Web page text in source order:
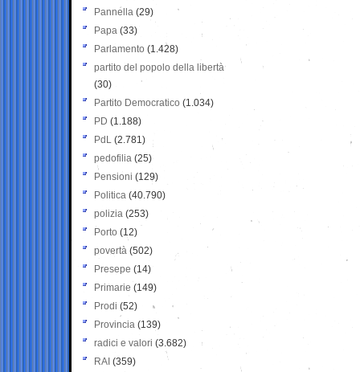
Pannella (29)
Papa (33)
Parlamento (1.428)
partito del popolo della libertà
(30)
Partito Democratico (1.034)
PD (1.188)
PdL (2.781)
pedofilia (25)
Pensioni (129)
Politica (40.790)
polizia (253)
Porto (12)
povertà (502)
Presepe (14)
Primarie (149)
Prodi (52)
Provincia (139)
radici e valori (3.682)
RAI (359)